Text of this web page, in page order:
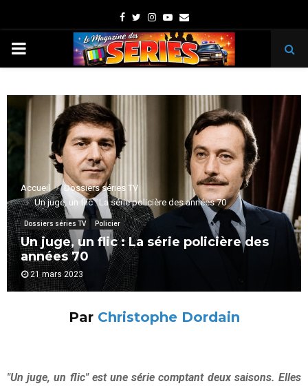
Facebook
TwitterInstagram
Youtube
Email
PRIMARY
Accueil
Dossiers séries TV
Un juge, un flic : La série policière des années 70
Dossiers séries TV Policier
Un juge, un flic : La série policière des
années 70
21 mars 2023
Par Christophe Dordain
"Un juge, un flic" est une série comptant deux saisons. Elles